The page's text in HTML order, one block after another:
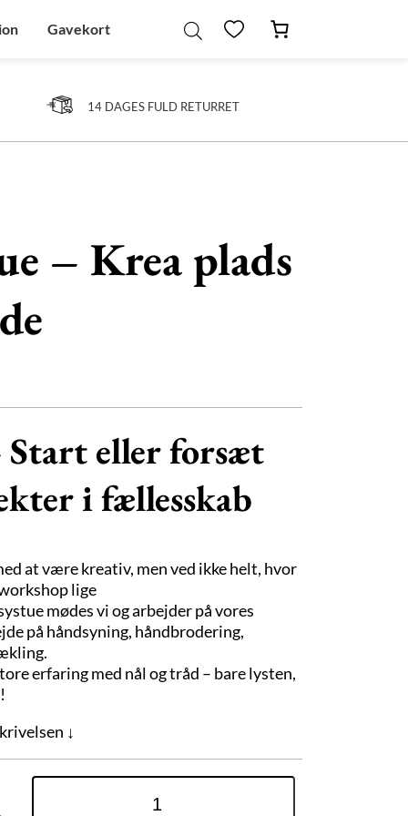
Gavekort
14 DAGES FULD RETURRET
– Krea plads
eller forsæt
i fællesskab
at være kreativ, men ved ikke helt, hvor
lige
mødes vi og arbejder på vores
på håndsyning, håndbrodering,
erfaring med nål og tråd – bare lysten,
↓
Åben